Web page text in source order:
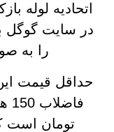
اتحادیه لوله
در سایت گوگل
را به
حداقل قیمت
تومان است